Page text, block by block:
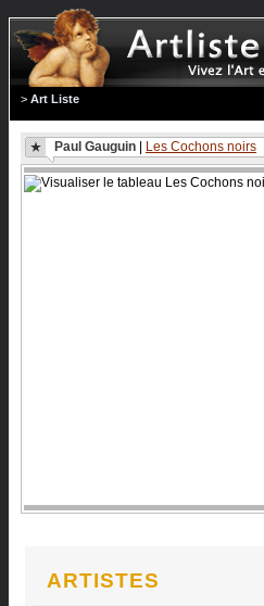
> Art Liste
Paul Gauguin Les Cochons noirs
ARTISTES